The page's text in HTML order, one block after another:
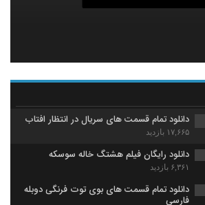
دانلود تمام قسمت های سریال در انتظار افتاب
۱۷,۶۶۵ بازدید
دانلود رایگان فیلم هشتگ خاله سوسکه
۶,۳۶۱ بازدید
دانلود تمام قسمت های بوی توت فرنگی دوبله
فارسی